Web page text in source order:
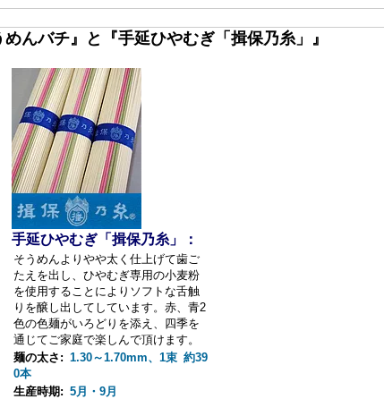
んバチ』と『手延ひやむぎ「揖保乃糸」』
手延ひやむぎ「揖保乃糸」：
そうめんよりやや太く仕上げて歯ご
たえを出し、ひやむぎ専用の小麦粉
を使用することによりソフトな舌触
りを醸し出してしています。赤、青2
色の色麺がいろどりを添え、四季を
通じてご家庭で楽しんで頂けます。
麺の太さ: 1.30～1.70mm、1束 約39
0本
生産時期: 5月・9月